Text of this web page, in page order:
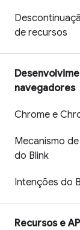
de recursos
navegadores
Chrome e
Mecanismo
do Blink
Intenções do
Recursos e